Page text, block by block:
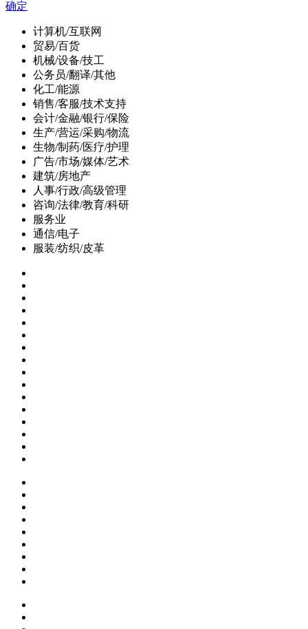
确定
计算机/互联网
贸易/百货
机械/设备/技工
公务员/翻译/其他
化工/能源
销售/客服/技术支持
会计/金融/银行/保险
生产/营运/采购/物流
生物/制药/医疗/护理
广告/市场/媒体/艺术
建筑/房地产
人事/行政/高级管理
咨询/法律/教育/科研
服务业
通信/电子
服装/纺织/皮革